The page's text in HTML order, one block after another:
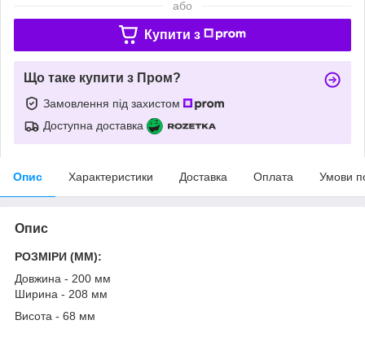
або
Купити з
Що таке купити з Пром?
Замовлення під захистом
Доступна доставка
Опис Характеристики Доставка Оплата Умови
Опис
РОЗМІРИ (MM):
Довжина - 200 мм
Ширина - 208 мм
Висота - 68 мм